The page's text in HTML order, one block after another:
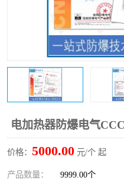
电加热器防爆电气
价格： 5000.00 元/个 起
产品数量： 9999.00个
防爆培训
防爆电气检测机构